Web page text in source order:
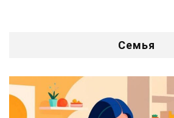
Семья